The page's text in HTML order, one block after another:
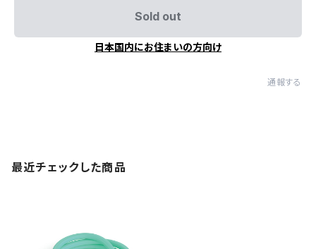
Sold out
日本国内にお住まいの方向け
通報する
最近チェックした商品